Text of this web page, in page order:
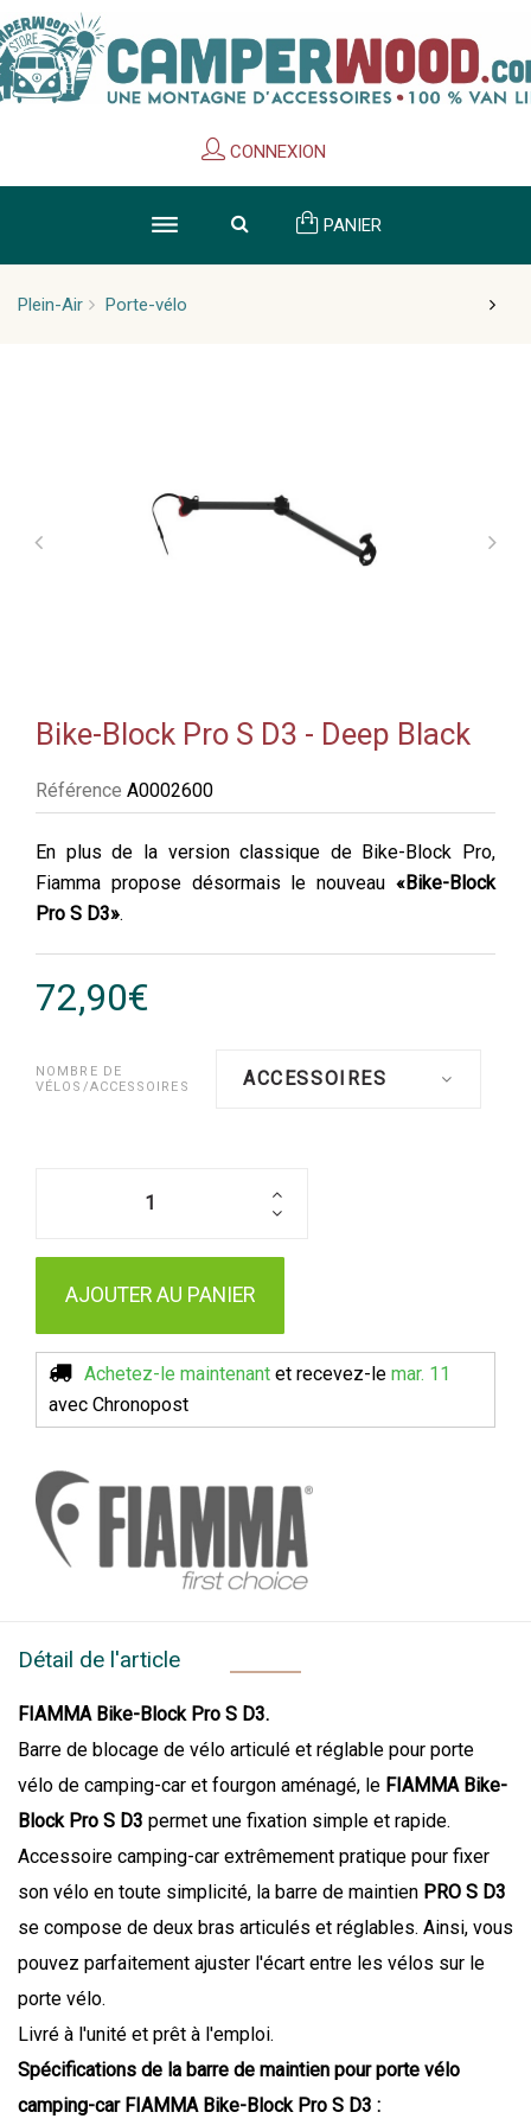
CONNEXION
PANIER
Plein-Air Porte-vélo
Bike-Block Pro S D3 - Deep Black
Référence A0002600
En plus de la version classique de Bike-Block Pro,
Fiamma propose désormais le nouveau «Bike-Block
Pro S D3».
72,90€
NOMBRE DE
VÉLOS/ACCESSOIRES
ACCESSOIRES
AJOUTER AU PANIER
Achetez-le maintenant et recevez-le mar. 11
avec Chronopost
Détail de l'article
FIAMMA Bike-Block Pro S D3.
Barre de blocage de vélo articulé et réglable pour porte
vélo de camping-car et fourgon aménagé, le FIAMMA Bike-
Block Pro S D3 permet une fixation simple et rapide.
Accessoire camping-car extrêmement pratique pour fixer
son vélo en toute simplicité, la barre de maintien PRO S D3
se compose de deux bras articulés et réglables. Ainsi, vous
pouvez parfaitement ajuster l'écart entre les vélos sur le
porte vélo.
Livré à l'unité et prêt à l'emploi.
Spécifications de la barre de maintien pour porte vélo
camping-car FIAMMA Bike-Block Pro S D3 :
Cookies management panel